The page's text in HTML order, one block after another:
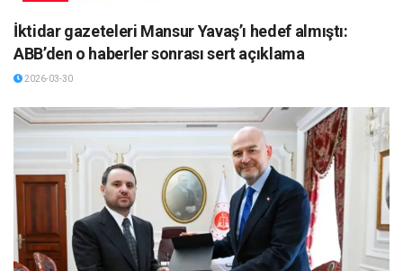
İktidar gazeteleri Mansur Yavaş’ı hedef almıştı:
ABB’den o haberler sonrası sert açıklama
2026-03-30